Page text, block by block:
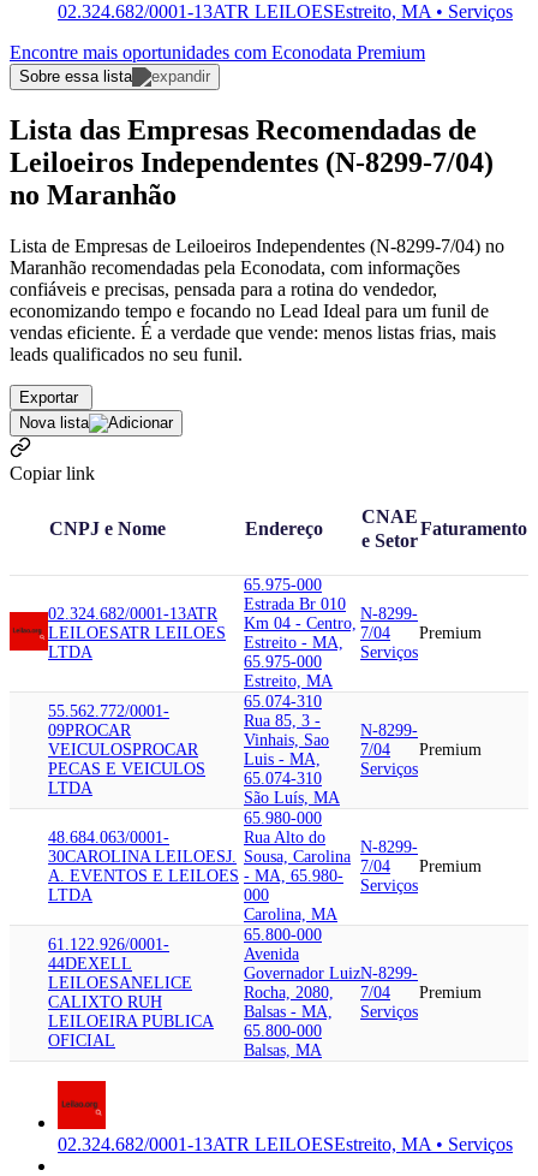
02.324.682/0001-13ATR LEILOESEstreito, MA • Serviços
Encontre mais oportunidades com Econodata Premium
Sobre essa lista
Lista das Empresas Recomendadas de
Leiloeiros Independentes (N-8299-7/04)
no Maranhão
Lista de Empresas de Leiloeiros Independentes (N-8299-7/04) no
Maranhão recomendadas pela Econodata, com informações
confiáveis e precisas, pensada para a rotina do vendedor,
economizando tempo e focando no Lead Ideal para um funil de
vendas eficiente. É a verdade que vende: menos listas frias, mais
leads qualificados no seu funil.
Exportar
Nova lista
Copiar link
CNPJ e Nome Endereço
CNAE
e Setor
Faturamento
02.324.682/0001-13ATR
LEILOESATR LEILOES
LTDA
65.975-000
Estrada Br 010
Km 04 - Centro,
Estreito - MA,
65.975-000
Estreito, MA
N-8299-
7/04
Serviços
Premium
55.562.772/0001-
09PROCAR
VEICULOSPROCAR
PECAS E VEICULOS
LTDA
65.074-310
Rua 85, 3 -
Vinhais, Sao
Luis - MA,
65.074-310
São Luís, MA
N-8299-
7/04
Serviços
Premium
48.684.063/0001-
30CAROLINA LEILOESJ.
A. EVENTOS E LEILOES
LTDA
65.980-000
Rua Alto do
Sousa, Carolina
- MA, 65.980-
000
Carolina, MA
N-8299-
7/04
Serviços
Premium
61.122.926/0001-
44DEXELL
LEILOESANELICE
CALIXTO RUH
LEILOEIRA PUBLICA
OFICIAL
65.800-000
Avenida
Governador Luiz
Rocha, 2080,
Balsas - MA,
65.800-000
Balsas, MA
N-8299-
7/04
Serviços
Premium
02.324.682/0001-13ATR LEILOESEstreito, MA • Serviços